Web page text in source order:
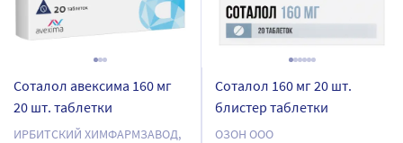
Соталол авексима 160 мг
20 шт. таблетки
ИРБИТСКИЙ ХИМФАРМЗАВОД,
Соталол 160 мг 20 шт.
блистер таблетки
ОЗОН ООО